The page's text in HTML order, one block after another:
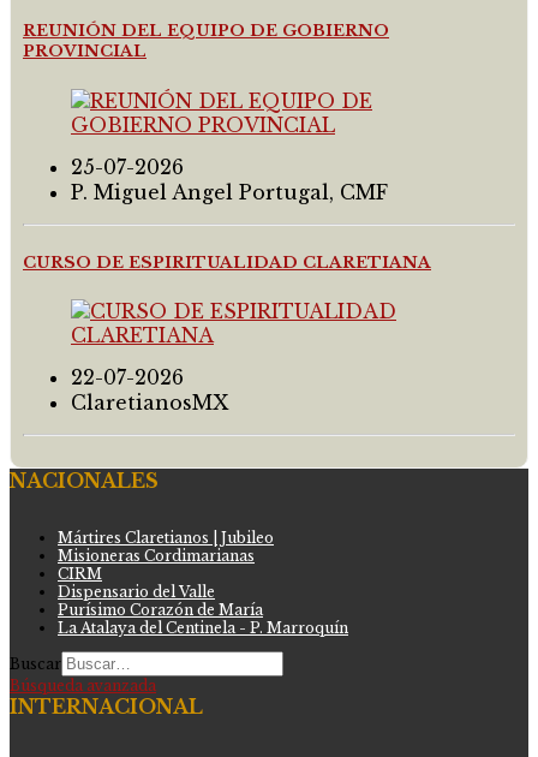
REUNIÓN DEL EQUIPO DE GOBIERNO
PROVINCIAL
25-07-2026
P. Miguel Angel Portugal, CMF
CURSO DE ESPIRITUALIDAD CLARETIANA
22-07-2026
ClaretianosMX
NACIONALES
Mártires Claretianos | Jubileo
Misioneras Cordimarianas
CIRM
Dispensario del Valle
Purísimo Corazón de María
La Atalaya del Centinela - P. Marroquín
Buscar
Búsqueda avanzada
INTERNACIONAL